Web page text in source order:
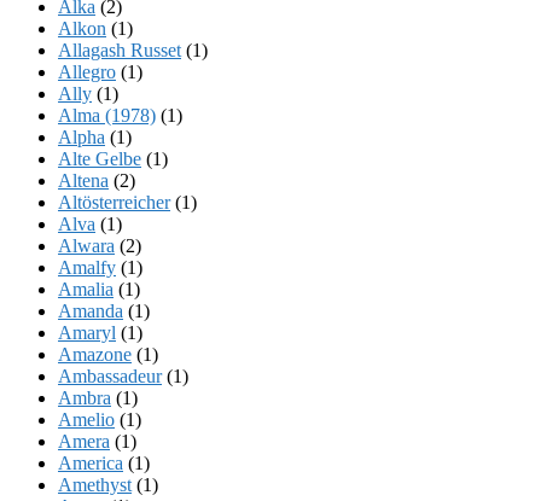
Alka (2)
Alkon (1)
Allagash Russet (1)
Allegro (1)
Ally (1)
Alma (1978) (1)
Alpha (1)
Alte Gelbe (1)
Altena (2)
Altösterreicher(1)
Alva (1)
Alwara (2)
Amalfy (1)
Amalia (1)
Amanda (1)
Amaryl (1)
Amazone (1)
Ambassadeur(1)
Ambra (1)
Amelio (1)
Amera (1)
America (1)
Amethyst (1)